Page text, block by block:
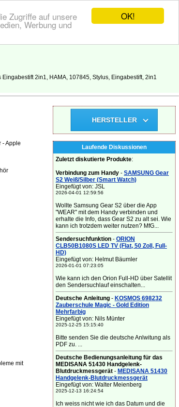
OK!
Zugriffe auf unsere
Werbung und
2in1, HAMA, 107845, Stylus, Eingabestift, 2in1
- Apple
mit
HERSTELLER
Laufende Diskussionen
Zuletzt diskutierte Produkte:
Verbindung zum Handy - SAMSUNG Gear
S2 Weiß/Silber (Smart Watch)
Eingefügt von: JSL
2026-04-01 12:59:56
Wollte Samsung Gear S2 über die App
"WEAR" mit dem Handy verbinden und
erhalte die Info, dass Gear S2 zu alt sei. Wie
kann ich trotzdem weiter nutzen? MfG...
Sendersuchfunktion - ORION
CLB50B1080S LED TV (Flat, 50 Zoll, Full-
HD)
Eingefügt von: Helmut Bäumler
2026-01-01 07:23:05
Wie kann ich den Orion Full-HD über Satellit
den Sendersuchlauf einschalten...
Deutsche Anleitung - KOSMOS 698232
Zauberschule Magic - Gold Edition
Mehrfarbig
Eingefügt von: Nils Münter
2025-12-25 15:15:40
Bitte senden Sie die deutsche Anlwitung als
PDF zu. ...
Deutsche Bedienungsanleitung für das
MEDISANA 51430 Handgelenk-
Blutdruckmessgerät - MEDISANA 51430
Handgelenk-Blutdruckmessgerät
Eingefügt von: Walter Meienberg
2025-12-13 16:24:54
Ich weiss nicht wie ich das Datum und die